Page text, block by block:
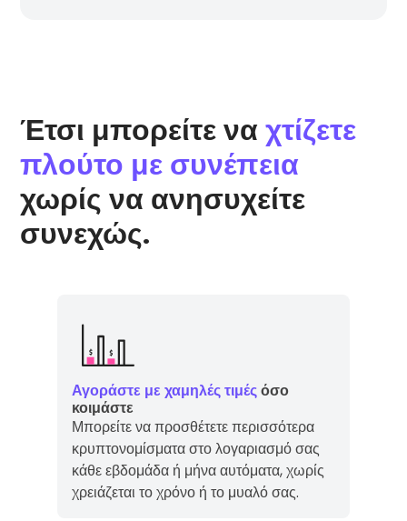
Έτσι μπορείτε ναχτίζετε
πλούτο με συνέπεια
χωρίς να ανησυχείτε
συνεχώς.
Αγοράστε με χαμηλές τιμέςόσο
κοιμάστε
Μπορείτε να προσθέτετε περισσότερα
κρυπτονομίσματα στο λογαριασμό σας
κάθε εβδομάδα ή μήνα αυτόματα, χωρίς
χρειάζεται το χρόνο ή το μυαλό σας.